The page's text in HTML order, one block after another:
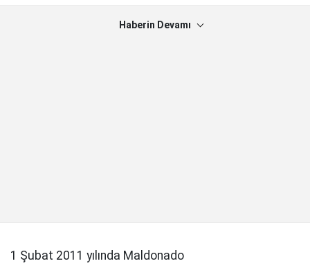
Haberin Devamı
1 Şubat 2011 yılında Maldonado